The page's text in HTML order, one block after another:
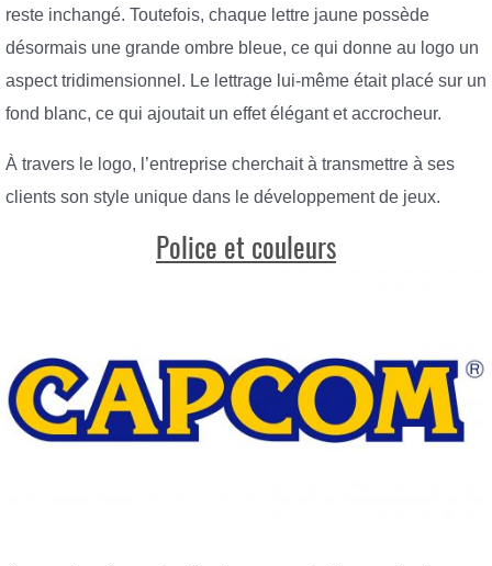
reste inchangé. Toutefois, chaque lettre jaune possède
désormais une grande ombre bleue, ce qui donne au logo un
aspect tridimensionnel. Le lettrage lui-même était placé sur un
fond blanc, ce qui ajoutait un effet élégant et accrocheur.
À travers le logo, l’entreprise cherchait à transmettre à ses
clients son style unique dans le développement de jeux.
Police et couleurs